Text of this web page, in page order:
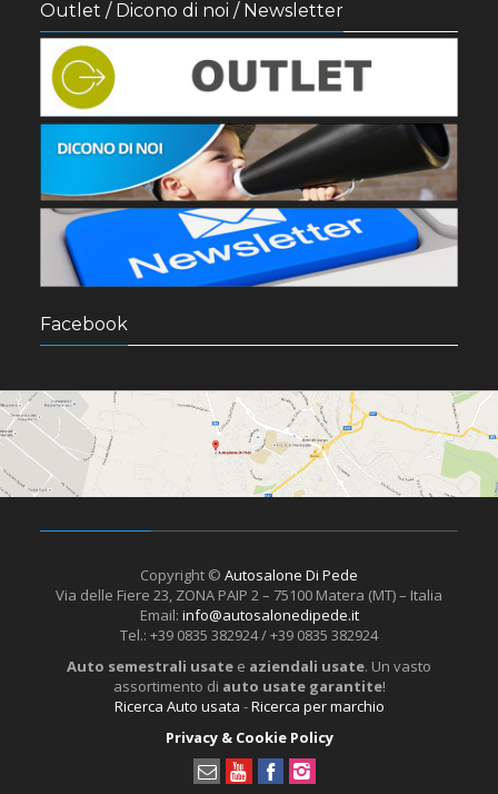
Outlet / Dicono di noi / Newsletter
Facebook
Copyright © Autosalone Di Pede
Via delle Fiere 23, ZONA PAIP 2 – 75100 Matera (MT) – Italia
Email: info@autosalonedipede.it
Tel.: +39 0835 382924 / +39 0835 382924
Auto semestrali usate e aziendali usate. Un vasto
assortimento di auto usate garantite!
Ricerca Auto usata -Ricerca per marchio
Privacy & Cookie Policy